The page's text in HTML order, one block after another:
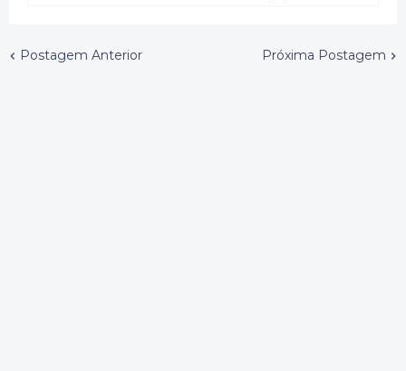
Postagem Anterior Próxima Postagem